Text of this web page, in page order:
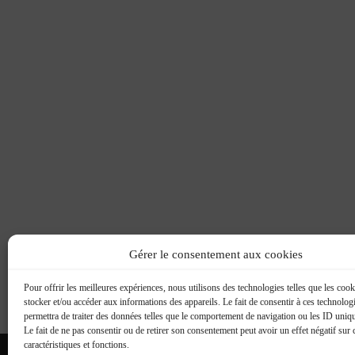
Gérer le consentement aux cookies
Pour offrir les meilleures expériences, nous utilisons des technologies telles que les
stocker et/ou accéder aux informations des appareils. Le fait de consentir à ces
permettra de traiter des données telles que le comportement de navigation ou les ID
Le fait de ne pas consentir ou de retirer son consentement peut avoir un effet négatif sur
caractéristiques et fonctions.